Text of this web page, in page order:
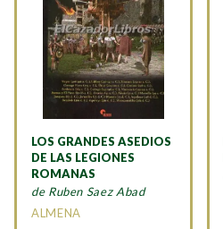
LOS GRANDES ASEDIOS
DE LAS LEGIONES
ROMANAS
de Ruben Saez Abad
ALMENA